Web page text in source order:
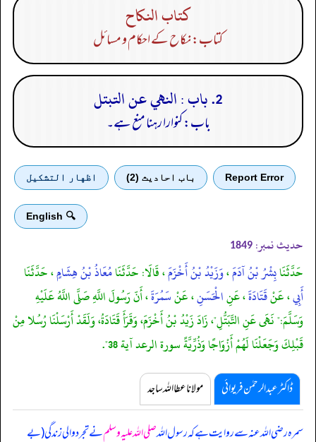
كتاب النكاح
کتاب: نکاح کے احکام و مسائل
2. باب : النهي عن التبتل
باب: کنوارا رہنا منع ہے۔
Report Error باب احادیث (2) اظهار التشكيل
🔍 English
حدیث نمبر: 1849
حَدَّثَنَابِشْرُ بْنُ آدَمَ،وَزَيْدُ بْنُ أَخْزَمَ، قَالَا: حَدَّثَنَامُعَاذُ بْنُ هِشَامٍ، حَدَّثَنَا
أَبِي، عَنْقَتَادَةَ، عَنِالْحَسَنِ، عَنْسَمُرَةَ، أَنّ رَسُولَ اللَّهِ صَلَّى اللَّهُ عَلَيْهِ
وَسَلَّمَ:" نَهَى عَنِ التَّبَتُّلِ"، زَادَ زَيْدُ بْنُ أَخْزَمَ، وَقَرَأَ قَتَادَةُ، وَلَقَدْ أَرْسَلْنَا رُسُلا مِنْ
قَبْلِكَ وَجَعَلْنَا لَهُمْ أَزْوَاجًا وَذُرِّيَّةً سورة الرعد آية 38".
ڈاکٹر عبدالرحمٰن فریوائی مولانا عطا اللہ ساجد
سمرہ رضی اللہ عنہ سے روایت ہے کہرسول اللہصلی اللہ علیہ وسلمنے تجرد والی زندگی (بے